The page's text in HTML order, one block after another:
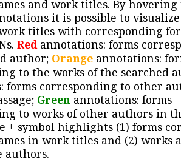
and work titles. By hovering
it is possible to
titles with corresponding
Redannotations: forms
author; Orange annotations:
to the works of the searched
forms corresponding to other
Green annotations: forms
to works of other authors in
+ symbol highlights (1) forms
in work titles and (2) works
authors.